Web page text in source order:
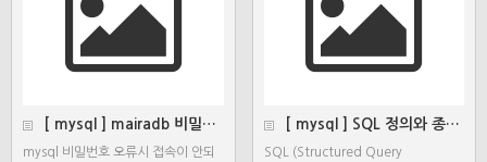
[ mysql ] mairadb 비밀번호 오류
mysql 비밀번호 오류시 접속이 안되
[ mysql ] SQL 정의와 종류(DML, DDL,…
SQL (Structured Query